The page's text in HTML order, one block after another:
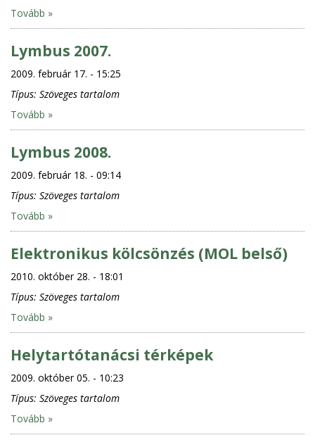
Tovább »
Lymbus 2007.
2009. február 17. - 15:25
Típus: Szöveges tartalom
Tovább »
Lymbus 2008.
2009. február 18. - 09:14
Típus: Szöveges tartalom
Tovább »
Elektronikus kölcsönzés (MOL belső)
2010. október 28. - 18:01
Típus: Szöveges tartalom
Tovább »
Helytartótanácsi térképek
2009. október 05. - 10:23
Típus: Szöveges tartalom
Tovább »